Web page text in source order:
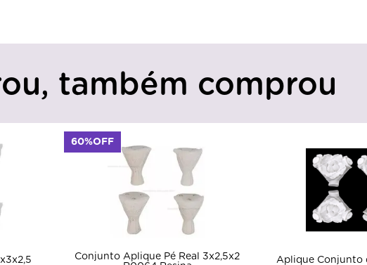
também comprou
Conjunto Aplique Pé Real 3x2,5x2
Aplique Conjunto de Pé com Flor